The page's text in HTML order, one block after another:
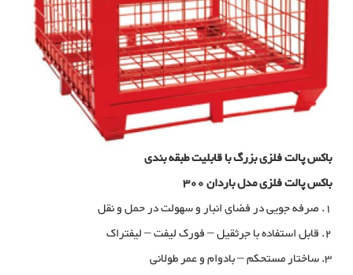
باکس پالت فلزی بزرگ با قابلیت طبقه بندی
باکس پالت فلزی مدل باردان 300
1. صرفه جویی در فضای انبار و سهولت در حمل و نقل
2. قابل استفاده با جرثقیل – فورک لیفت – لیفتراک
3. ساختار مستحکم – بادوام و عمر طولانی